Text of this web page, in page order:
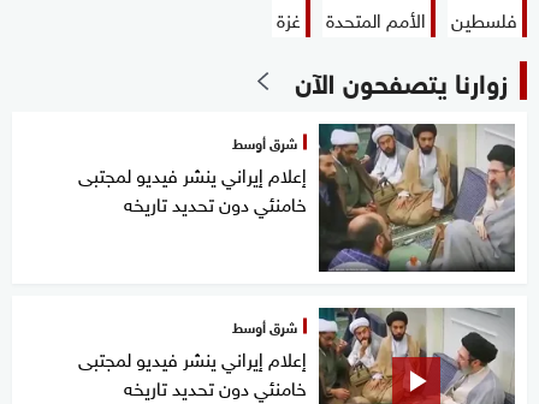
فلسطين الأمم المتحدة غزة
زوارنا يتصفحون الآن
شرق أوسط
إعلام إيراني ينشر فيديو لمجتبى
خامنئي دون تحديد تاريخه
شرق أوسط
إعلام إيراني ينشر فيديو لمجتبى
خامنئي دون تحديد تاريخه